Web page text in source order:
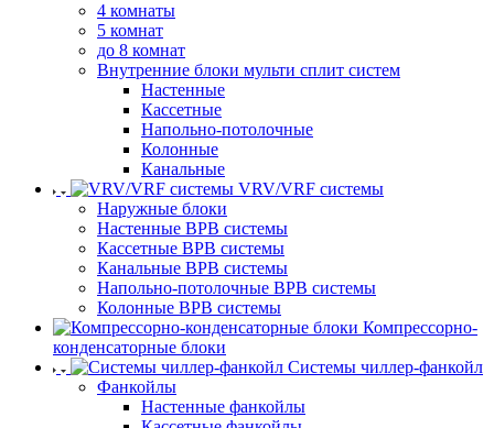
4 комнаты
5 комнат
до 8 комнат
Внутренние блоки мульти сплит систем
Настенные
Кассетные
Напольно-потолочные
Колонные
Канальные
VRV/VRF системы
Наружные блоки
Настенные ВРВ системы
Кассетные ВРВ системы
Канальные ВРВ системы
Напольно-потолочные ВРВ системы
Колонные ВРВ системы
Компрессорно-
конденсаторные блоки
Системы чиллер-фанкойл
Фанкойлы
Настенные фанкойлы